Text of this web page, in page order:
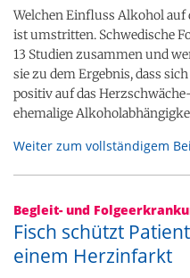
Welchen Einfluss Alkohol auf
ist umstritten. Schwedische
13 Studien zusammen und
sie zu dem Ergebnis, dass
positiv auf das
ehemalige
Weiter zum vollständigem
Begleit- und
Fisch schützt
einem Herzinfarkt